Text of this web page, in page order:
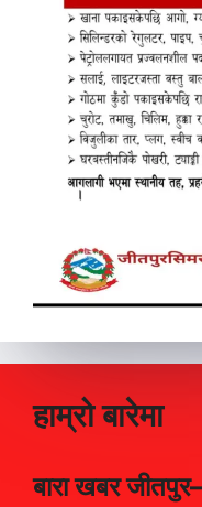
हाम्रो बारेमा
बारा खबर